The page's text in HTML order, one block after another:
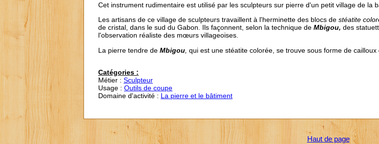
Cet instrument rudimentaire est utilisé par les sculpteurs sur pierre d'un petit village de la
Les artisans de ce village de sculpteurs travaillent à l'herminette des blocs de stéatite
de cristal, dans le sud du Gabon. Ils façonnent, selon la technique de Mbigou, des
l'observation réaliste des mœurs villageoises.
La pierre tendre de Mbigou, qui est une stéatite colorée, se trouve sous forme de
Catégories :
Métier : Sculpteur
Usage : Outils de coupe
Domaine d'activité : La pierre et le bâtiment
Haut de page